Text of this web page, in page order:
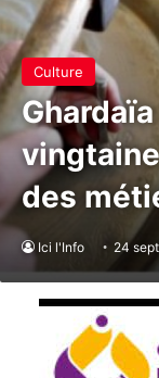
Culture
des
Ici l'Info 24